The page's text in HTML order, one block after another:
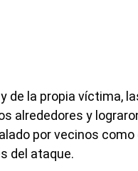
de la propia víctima,
alrededores y
por vecinos como
del ataque.